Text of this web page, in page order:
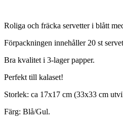
Roliga och fräcka servetter i blått
Förpackningen innehåller 20 st
Bra kvalitet i 3-lager papper.
Perfekt till kalaset!
Storlek: ca 17x17 cm (33x33 cm
Färg: Blå/Gul.